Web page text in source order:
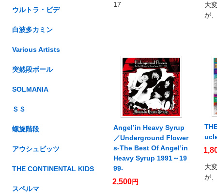
17
大
が
Angel’in Heavy Syrup
／Underground Flower
s-The Best Of Angel’in
Heavy Syrup 1991～19
99-
2,500円
大
が
ウルトラ・ビデ
白波多カミン
Various Artists
突然段ボール
SOLMANIA
ＳＳ
螺旋階段
アウシュビッツ
THE CONTINENTAL KIDS
スペルマ